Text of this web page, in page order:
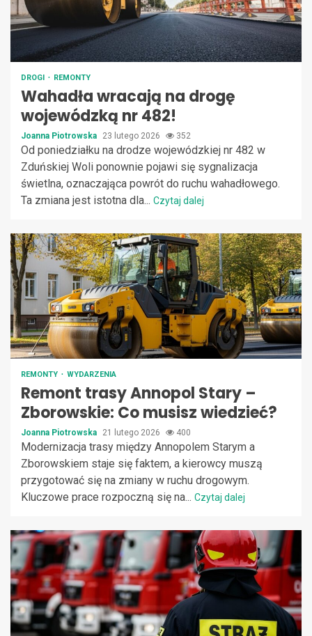
DROGI REMONTY
Wahadła wracają na drogę
wojewódzką nr 482!
Joanna Piotrowska 23 lutego 2026 352
Od poniedziałku na drodze wojewódzkiej nr 482 w
Zduńskiej Woli ponownie pojawi się sygnalizacja
świetlna, oznaczająca powrót do ruchu wahadłowego.
Ta zmiana jest istotna dla... Czytaj dalej
REMONTY WYDARZENIA
Remont trasy Annopol Stary –
Zborowskie: Co musisz wiedzieć?
Joanna Piotrowska 21 lutego 2026 400
Modernizacja trasy między Annopolem Starym a
Zborowskiem staje się faktem, a kierowcy muszą
przygotować się na zmiany w ruchu drogowym.
Kluczowe prace rozpoczną się na... Czytaj dalej